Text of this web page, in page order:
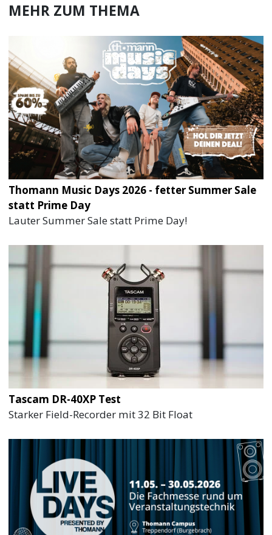
MEHR ZUM THEMA
Thomann Music Days 2026 - fetter Summer Sale
statt Prime Day
Lauter Summer Sale statt Prime Day!
Tascam DR-40XP Test
Starker Field-Recorder mit 32 Bit Float